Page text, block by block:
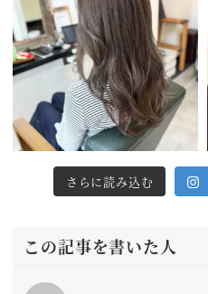
さらに読み込む
この記事を書いた人